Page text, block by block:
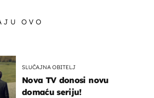
OVO
SLUČAJNA OBITELJ
Nova TV donosi novu
domaću seriju!